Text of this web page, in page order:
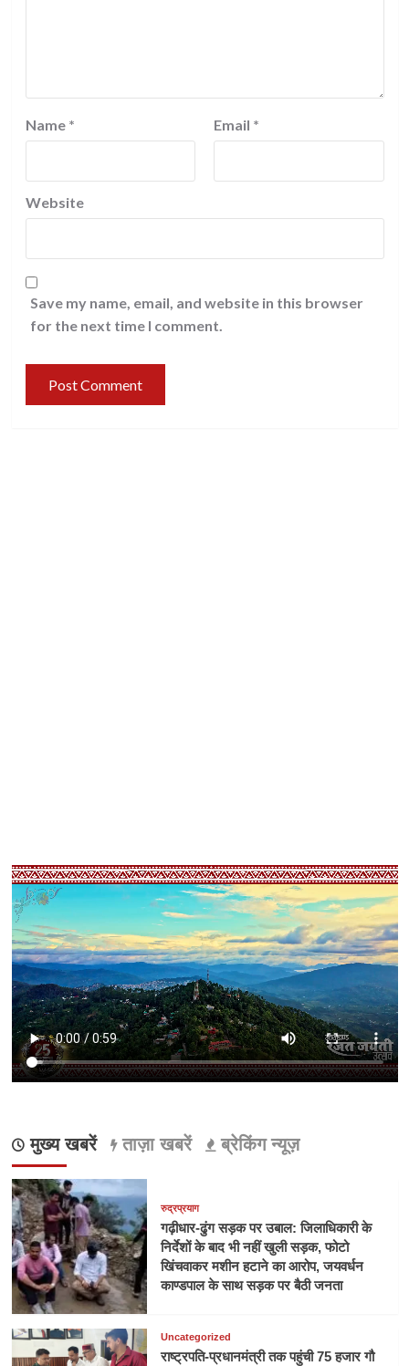
Name * Email *
Website
Save my name, email, and website in this browser
for the next time I comment.
मुख्य खबरें ताज़ा खबरें ब्रेकिंग न्यूज़
रुद्रप्रयाग
गढ़ीधार-ढुंग सड़क पर उबाल: जिलाधिकारी के
निर्देशों के बाद भी नहीं खुली सड़क, फोटो
खिंचवाकर मशीन हटाने का आरोप, जयवर्धन
काण्डपाल के साथ सड़क पर बैठी जनता
Uncategorized
राष्ट्रपति-प्रधानमंत्री तक पहुंची 75 हजार गौ